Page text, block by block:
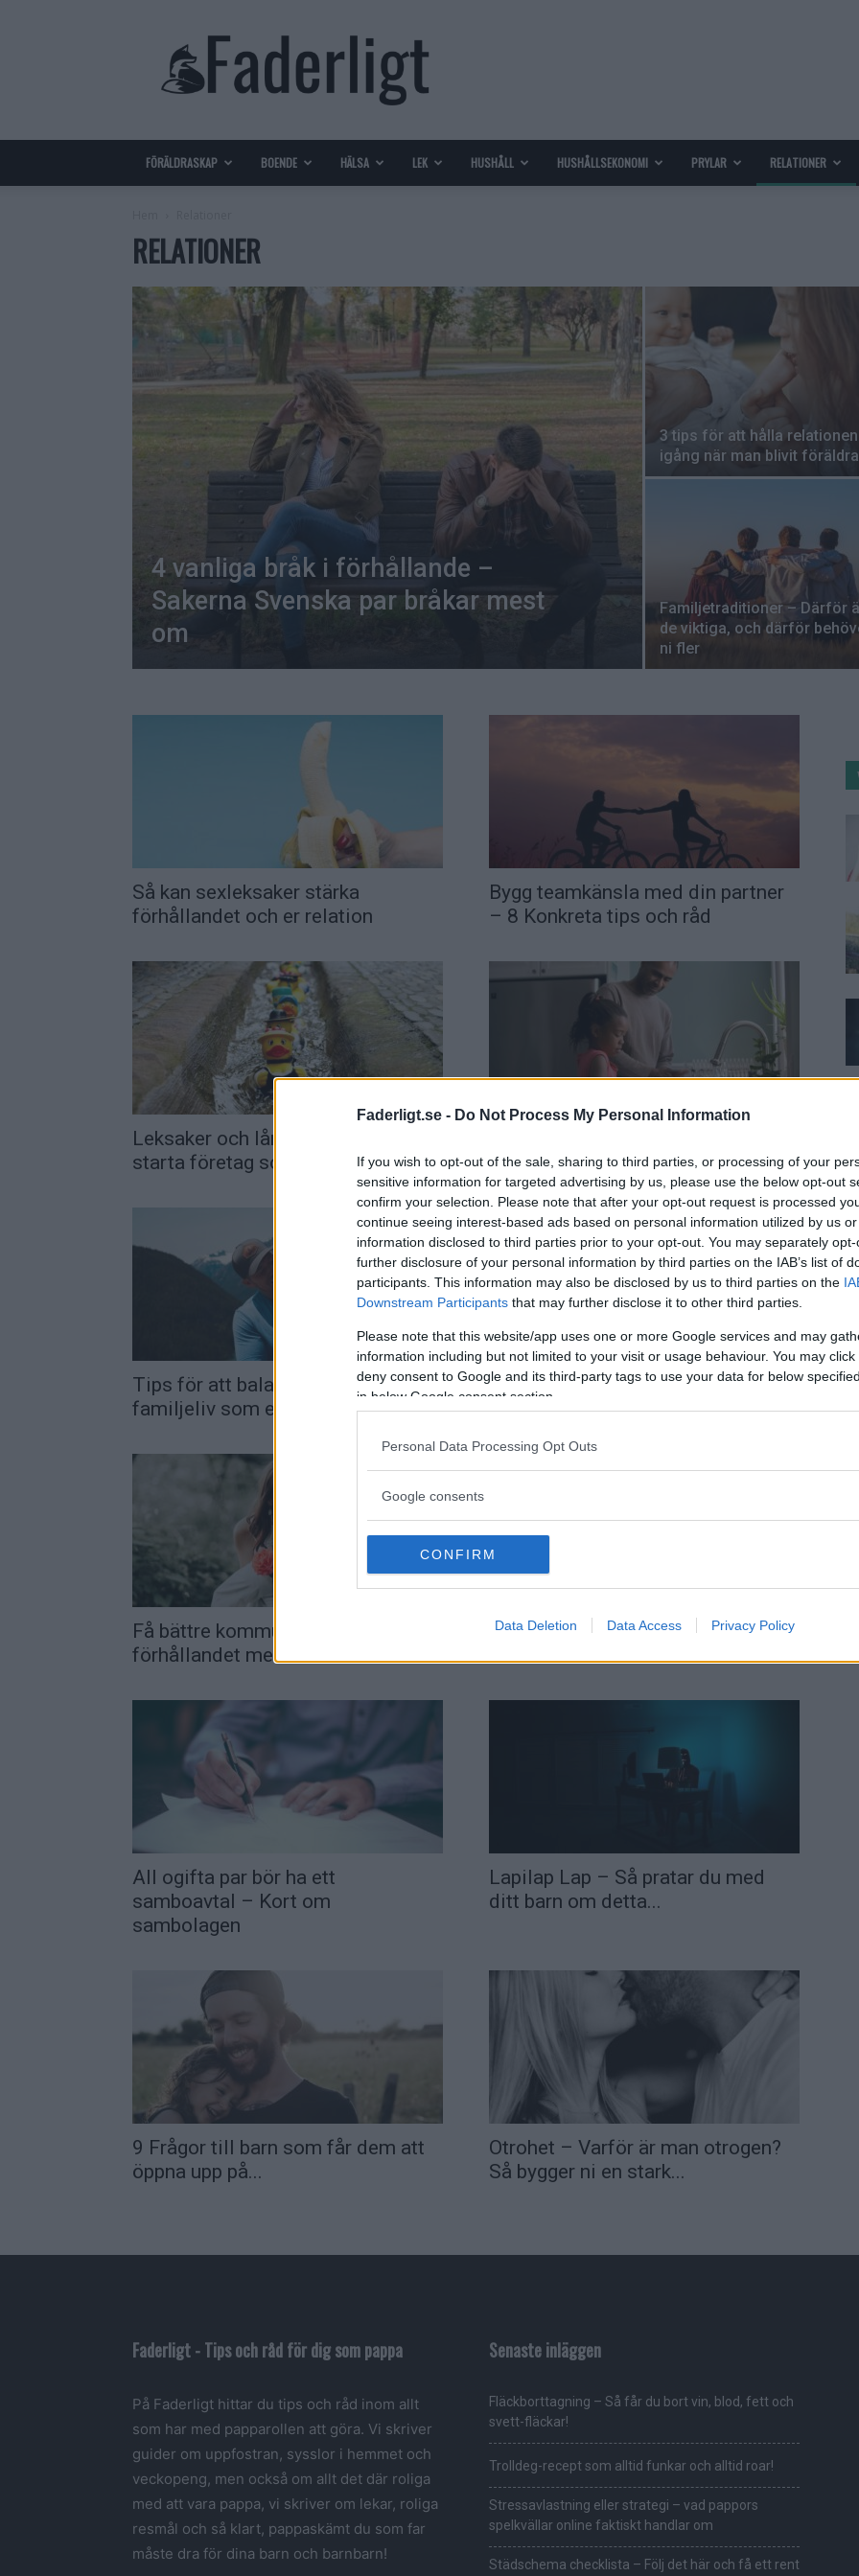
Faderligt.se - Do Not Process My Personal Information
If you wish to opt-out of the sale, sharing to third parties, or processing of your
sensitive information for targeted advertising by us, please use the below opt-out
confirm your selection. Please note that after your opt-out request is processed
continue seeing interest-based ads based on personal information utilized by us
information disclosed to third parties prior to your opt-out. You may separately
further disclosure of your personal information by third parties on the IAB’s list of
participants. This information may also be disclosed by us to third parties on the
Downstream Participants that may further disclose it to other third parties.
Please note that this website/app uses one or more Google services and may
information including but not limited to your visit or usage behaviour. You may
deny consent to Google and its third-party tags to use your data for below
in below Google consent section.
Personal Data Processing Opt Outs
Google consents
CONFIRM
Data Deletion Data Access Privacy Policy
–
Gör
ditt
som
pappa
FÖRÄLDRASKAP BOENDE HÄLSA LEK HUSHÅLL HUSHÅLLSEKONOMI PRYLAR RELATIONER
RELATIONER
4 vanliga bråk i förhållande –
Sakerna Svenska par bråkar mest
om
3 tips för att hålla relationen
igång när man blivit
Familjetraditioner – Därför
de viktiga, och därför
ni fler
Så kan sexleksaker stärka
förhållandet och er relation
Bygg teamkänsla med din partner
– 8 Konkreta tips och råd
Leksaker och lån – En guide till att
starta företag som...
familjen med familjerådgivning
Tips för att balansera arbete och
familjeliv som en engagerad pappa
Nyckeln till en stressfri vardag –
Bygg starka relationer i familjen
Få bättre kommunikation i
förhållandet med dessa 8 metoder
6 steg för att hantera ilska i ett
bråk och inte...
All ogifta par bör ha ett
samboavtal – Kort om
sambolagen
Lapilap Lap – Så pratar du med
ditt barn om detta...
9 Frågor till barn som får dem att
öppna upp på...
Otrohet – Varför är man otrogen?
Så bygger ni en stark...
Faderligt - Tips och råd för dig som pappa
På Faderligt hittar du tips och råd inom allt
som har med papparollen att göra. Vi skriver
guider om uppfostran, sysslor i hemmet och
veckopeng, men också om allt det där roliga
med att vara pappa, vi skriver om lekar, roliga
resmål och så klart, pappaskämt du som far
måste dra för dina barn och barnbarn!
Senaste inläggen
Fläckborttagning – Så får du bort vin, blod, fett och
svett-fläckar!
Trolldeg-recept som alltid funkar och alltid roar!
Stressavlastning eller strategi – vad pappors
spelkvällar online faktiskt handlar om
Städschema checklista – Följ det här och få ett rent